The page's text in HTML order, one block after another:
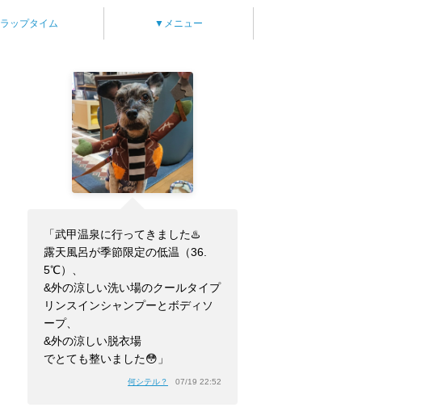
ラップタイム ▼メニュー
「武甲温泉に行ってきました♨️
露天風呂が季節限定の低温（36.
5℃）、
&外の涼しい洗い場のクールタイプ
リンスインシャンプーとボディソ
ープ、
&外の涼しい脱衣場
でとても整いました😳」
何シテル？ 07/19 22:52